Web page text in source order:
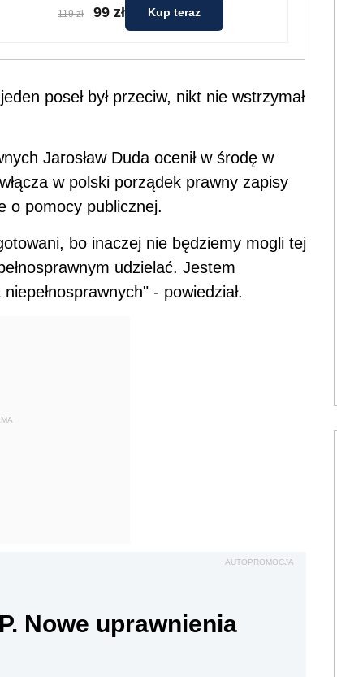
119 zł 99 zł Kup teraz
poseł był przeciw, nikt nie wstrzymał
Jarosław Duda ocenił w środę w
w polski porządek prawny zapisy
o pomocy publicznej.
bo inaczej nie będziemy mogli tej
udzielać. Jestem
- powiedział.
AUTOPROMOCJA
Nowe uprawnienia